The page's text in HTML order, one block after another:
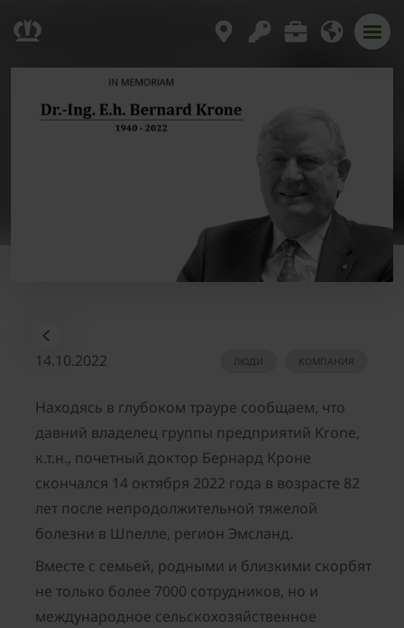
14.10.2022 КОМПАНИЯ
ЛЮДИ
Находясь в глубоком трауре сообщаем, что
давний владелец группы предприятий Krone,
к.т.н., почетный доктор Бернард Кроне
скончался 14 октября 2022 года в возрасте 82
лет после непродолжительной тяжелой
болезни в Шпелле, регион Эмсланд.
Вместе с семьей, родными и близкими скорбят
не только более 7000 сотрудников, но и
международное сельскохозяйственное